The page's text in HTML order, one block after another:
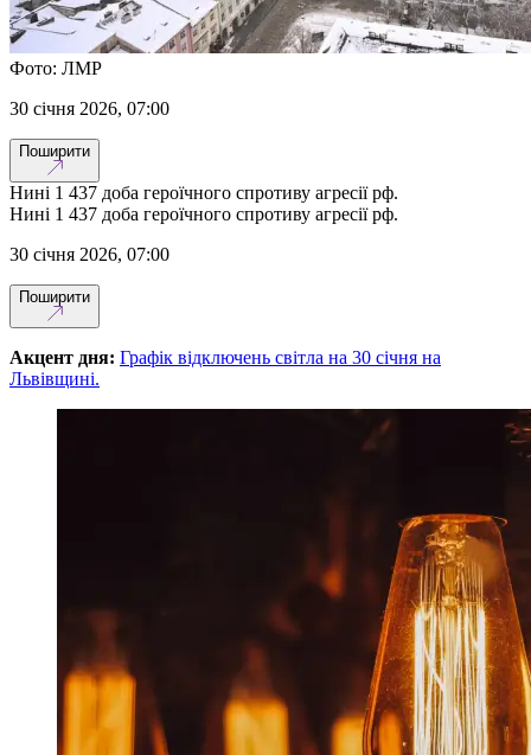
Фото: ЛМР
30 січня 2026, 07:00
Поширити
Нині 1 437 доба героїчного спротиву агресії рф.
Нині 1 437 доба героїчного спротиву агресії рф.
30 січня 2026, 07:00
Поширити
Акцент дня: Графік відключень світла на 30 січня на
Львівщині.